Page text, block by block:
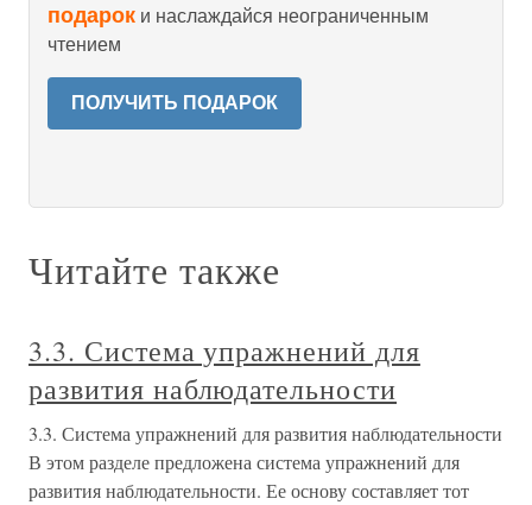
подарок и наслаждайся неограниченным
чтением
ПОЛУЧИТЬ ПОДАРОК
Читайте также
3.3. Система упражнений для
развития наблюдательности
3.3. Система упражнений для развития наблюдательности
В этом разделе предложена система упражнений для
развития наблюдательности. Ее основу составляет тот